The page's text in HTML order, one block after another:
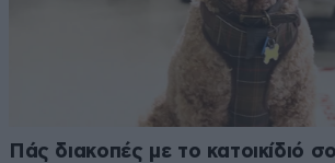
Πάς διακοπές με το κατοικίδιό